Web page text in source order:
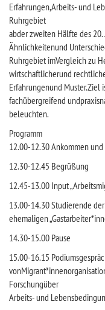
Erfahrungen,Arbeits- und
Ruhrgebiet
abder zweiten Hälfte des
Ähnlichkeitenund
Ruhrgebiet imVergleich zu
wirtschaftlicherund
Erfahrungenund Muster.Ziel
fachübergreifend
beleuchten.
Programm
12.00-12.30 Ankommen und
12.30-12.45 Begrüßung
12.45-13.00 Input
13.00-14.30 Studierende
ehemaligen
14.30-15.00 Pause
15.00-16.15
Forschungüber
Arbeits- und